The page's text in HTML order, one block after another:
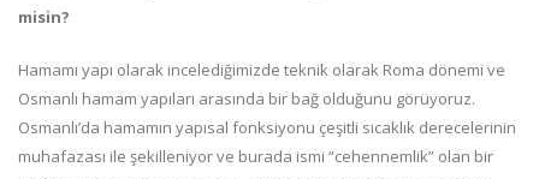
misin?
Hamamı yapı olarak incelediğimizde teknik olarak Roma dönemi ve
Osmanlı hamam yapıları arasında bir bağ olduğunu görüyoruz.
Osmanlı’da hamamın yapısal fonksiyonu çeşitli sıcaklık derecelerinin
muhafazası ile şekilleniyor ve burada ismi “cehennemlik” olan bir